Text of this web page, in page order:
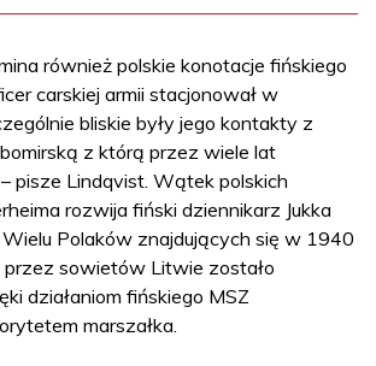
również polskie konotacje fińskiego
carskiej armii stacjonował w
bliskie były jego kontakty z
z którą przez wiele lat
pisze Lindqvist. Wątek polskich
rozwija fiński dziennikarz Jukka
Wielu Polaków znajdujących się w 1940
przez sowietów Litwie zostało
działaniom fińskiego MSZ
marszałka.